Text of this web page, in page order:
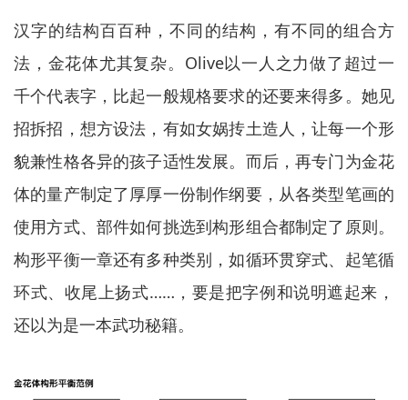
汉字的结构百百种，不同的结构，有不同的组合方
法，金花体尤其复杂。Olive以一人之力做了超过一
千个代表字，比起一般规格要求的还要来得多。她见
招拆招，想方设法，有如女娲抟土造人，让每一个形
貌兼性格各异的孩子适性发展。而后，再专门为金花
体的量产制定了厚厚一份制作纲要，从各类型笔画的
使用方式、部件如何挑选到构形组合都制定了原则。
构形平衡一章还有多种类别，如循环贯穿式、起笔循
环式、收尾上扬式……，要是把字例和说明遮起来，
还以为是一本武功秘籍。